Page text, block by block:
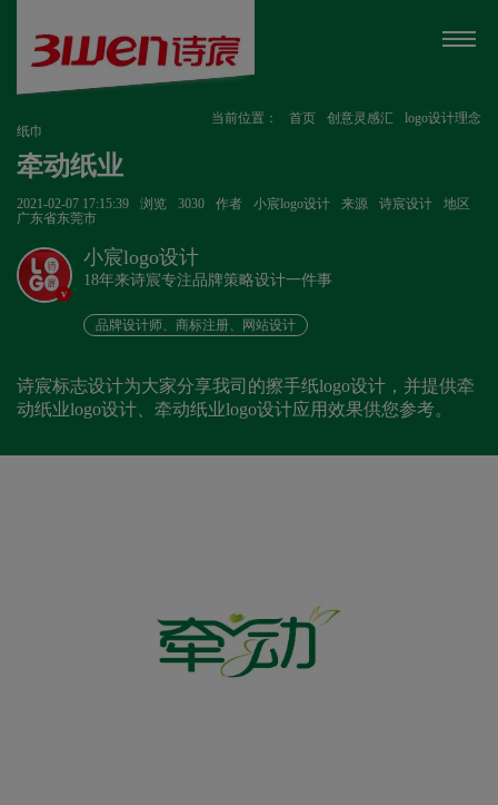
当前位置： 首页 创意灵感汇
logo设计理念
纸巾
牵动纸业
2021-02-07 17:15:39 浏览 3030 作者 小宸logo设计 来源 诗宸设计
地区
广东省东莞市
v
小宸logo设计
18年来诗宸专注品牌策略设计一件事
品牌设计师、商标注册、网站设计
诗宸标志设计为大家分享我司的擦手纸logo设计，并提供牵
动纸业logo设计、牵动纸业logo设计应用效果供您参考。